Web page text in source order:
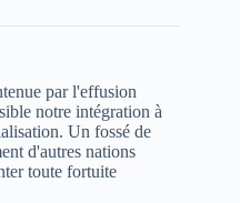
par l'effusion
notre intégration à
Un fossé de
d'autres nations
toute fortuite